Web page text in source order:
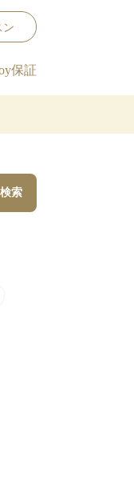
ン
保証
検索